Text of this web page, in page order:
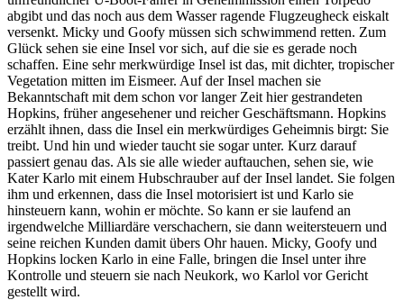
abgibt und das noch aus dem Wasser ragende Flugzeugheck eiskalt
versenkt. Micky und Goofy müssen sich schwimmend retten. Zum
Glück sehen sie eine Insel vor sich, auf die sie es gerade noch
schaffen. Eine sehr merkwürdige Insel ist das, mit dichter, tropischer
Vegetation mitten im Eismeer. Auf der Insel machen sie
Bekanntschaft mit dem schon vor langer Zeit hier gestrandeten
Hopkins, früher angesehener und reicher Geschäftsmann. Hopkins
erzählt ihnen, dass die Insel ein merkwürdiges Geheimnis birgt: Sie
treibt. Und hin und wieder taucht sie sogar unter. Kurz darauf
passiert genau das. Als sie alle wieder auftauchen, sehen sie, wie
Kater Karlo mit einem Hubschrauber auf der Insel landet. Sie folgen
ihm und erkennen, dass die Insel motorisiert ist und Karlo sie
hinsteuern kann, wohin er möchte. So kann er sie laufend an
irgendwelche Milliardäre verschachern, sie dann weitersteuern und
seine reichen Kunden damit übers Ohr hauen. Micky, Goofy und
Hopkins locken Karlo in eine Falle, bringen die Insel unter ihre
Kontrolle und steuern sie nach Neukork, wo Karlol vor Gericht
gestellt wird.